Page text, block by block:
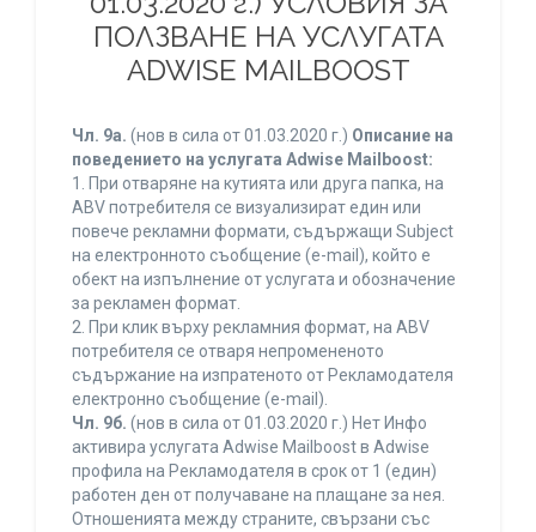
ПОЛЗВАНЕ НА УСЛУГАТА
ADWISE MAILBOOST
Чл. 9а. (нов в сила от 01.03.2020 г.) Описание на
поведението на услугата Adwise Mailboost:
1. При отваряне на кутията или друга папка, на
ABV потребителя се визуализират един или
повече рекламни формати, съдържащи Subject
на електронното съобщение (e-mail), който е
обект на изпълнение от услугата и обозначение
за рекламен формат.
2. При клик върху рекламния формат, на ABV
потребителя се отваря непромененото
съдържание на изпратеното от Рекламодателя
електронно съобщение (e-mail).
Чл. 9б. (нов в сила от 01.03.2020 г.) Нет Инфо
активира услугата Adwise Mailboost в Adwise
профила на Рекламодателя в срок от 1 (един)
работен ден от получаване на плащане за нея.
Отношенията между страните, свързани със